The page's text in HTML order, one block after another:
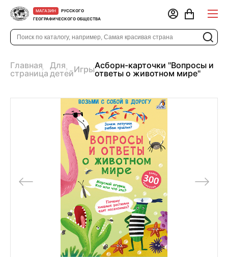
МАГАЗИН
РУССКОГО
ГЕОГРАФИЧЕСКОГО ОБЩЕСТВА
Главная
страница
Для
детейИгрыАсборн-карточки "Вопросы и
ответы о животном мире"